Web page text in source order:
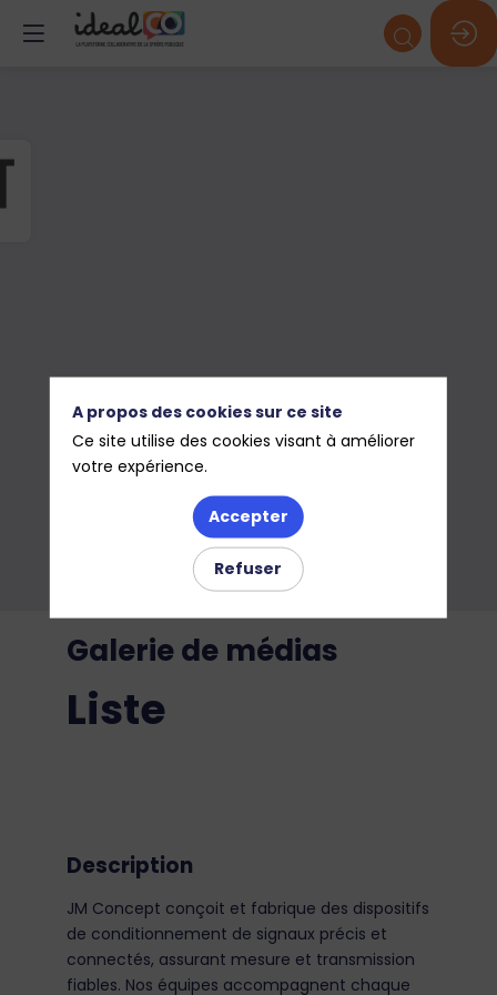
Galerie de médias
Liste
Description
JM Concept conçoit et fabrique des dispositifs
de conditionnement de signaux précis et
connectés, assurant mesure et transmission
fiables. Nos équipes accompagnent chaque
A propos des cookies sur ce site
Ce site utilise des cookies visant à améliorer
votre expérience.
Accepter
Refuser